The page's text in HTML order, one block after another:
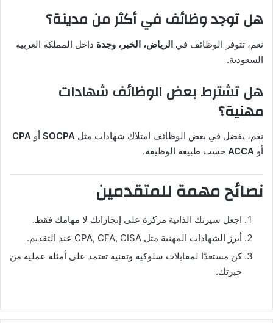
هل توجد وظائف في أكثر من مدينة؟
نعم، تتوفر الوظائف في الرياض، الخبر، وجدة داخل المملكة العربية
السعودية.
هل تشترط بعض الوظائف شهادات
مهنية؟
نعم، يفضل في بعض الوظائف امتلاك شهادات مثل SOCPA أو CPA
أو ACCA حسب طبيعة الوظيفة.
نصائح مهمة للمتقدمين
اجعل سيرتك الذاتية مركزة على إنجازاتك لا مهامك فقط.
أبرز الشهادات المهنية مثل CPA, CFA, CISA عند التقديم.
كن مستعدًا لمقابلات سلوكية وتقنية تعتمد على أمثلة عملية من
خبرتك.